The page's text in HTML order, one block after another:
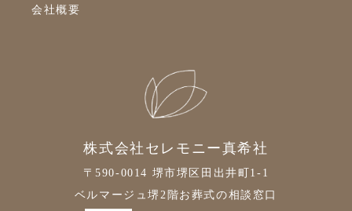
2021年8月
会社概要
株式会社セレモニー真希社
〒590-0014 堺市堺区田出井町1-1
ベルマージュ堺2階お葬式の相談窓口